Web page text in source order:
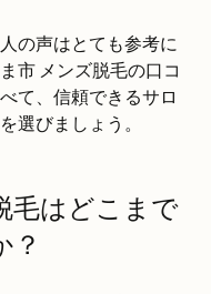
の声はとても参考に
市 メンズ脱毛の口コ
て、信頼できるサロ
選びましょう。
毛はどこまで
？